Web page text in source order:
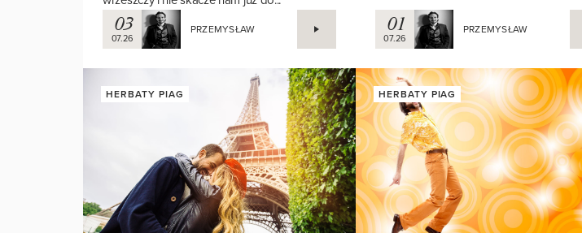
cichnie, przestaje do nas krzyczeć, nie
wrzeszczy i nie skacze nam już do...
03
07.26
opierają się pustynnym wiatrom, rośnie...
01
07.26
HERBATY PIAG